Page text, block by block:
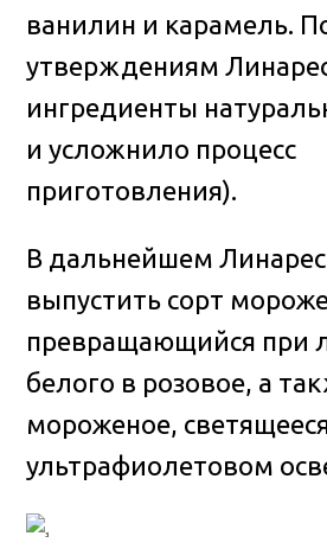
ванилин и карамель.
утверждениям
ингредиенты
и усложнило процесс
приготовления).
В дальнейшем
выпустить сорт
превращающийся при
белого в розовое, а
мороженое,
ультрафиолетовом